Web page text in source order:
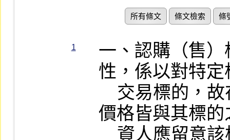
所有條文 條文檢索 條
1
一、認購（售
性，係以對特
價格皆與其標